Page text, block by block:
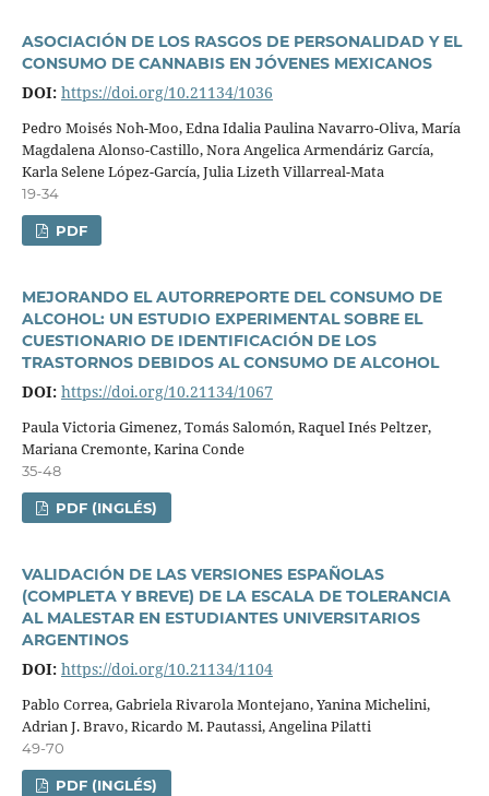
ASOCIACIÓN DE LOS RASGOS DE PERSONALIDAD Y EL
CONSUMO DE CANNABIS EN JÓVENES MEXICANOS
DOI: https://doi.org/10.21134/1036
Pedro Moisés Noh-Moo, Edna Idalia Paulina Navarro-Oliva, Marí­a
Magdalena Alonso-Castillo, Nora Angelica Armendáriz Garcí­a,
Karla Selene López-Garcí­a, Julia Lizeth Villarreal-Mata
19-34
PDF
MEJORANDO EL AUTORREPORTE DEL CONSUMO DE
ALCOHOL: UN ESTUDIO EXPERIMENTAL SOBRE EL
CUESTIONARIO DE IDENTIFICACIÓN DE LOS
TRASTORNOS DEBIDOS AL CONSUMO DE ALCOHOL
DOI: https://doi.org/10.21134/1067
Paula Victoria Gimenez, Tomás Salomón, Raquel Inés Peltzer,
Mariana Cremonte, Karina Conde
35-48
PDF (INGLÉS)
VALIDACIÓN DE LAS VERSIONES ESPAÑOLAS
(COMPLETA Y BREVE) DE LA ESCALA DE TOLERANCIA
AL MALESTAR EN ESTUDIANTES UNIVERSITARIOS
ARGENTINOS
DOI: https://doi.org/10.21134/1104
Pablo Correa, Gabriela Rivarola Montejano, Yanina Michelini,
Adrian J. Bravo, Ricardo M. Pautassi, Angelina Pilatti
49-70
PDF (INGLÉS)